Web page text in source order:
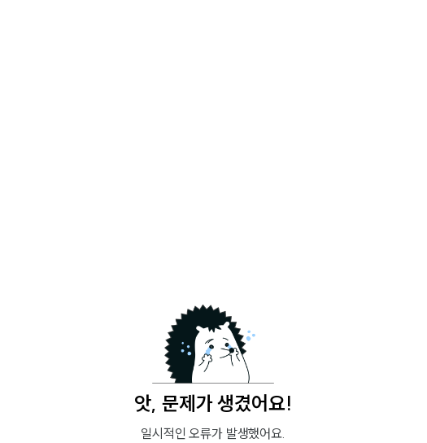
앗, 문제가 생겼어요!
일시적인 오류가 발생했어요.